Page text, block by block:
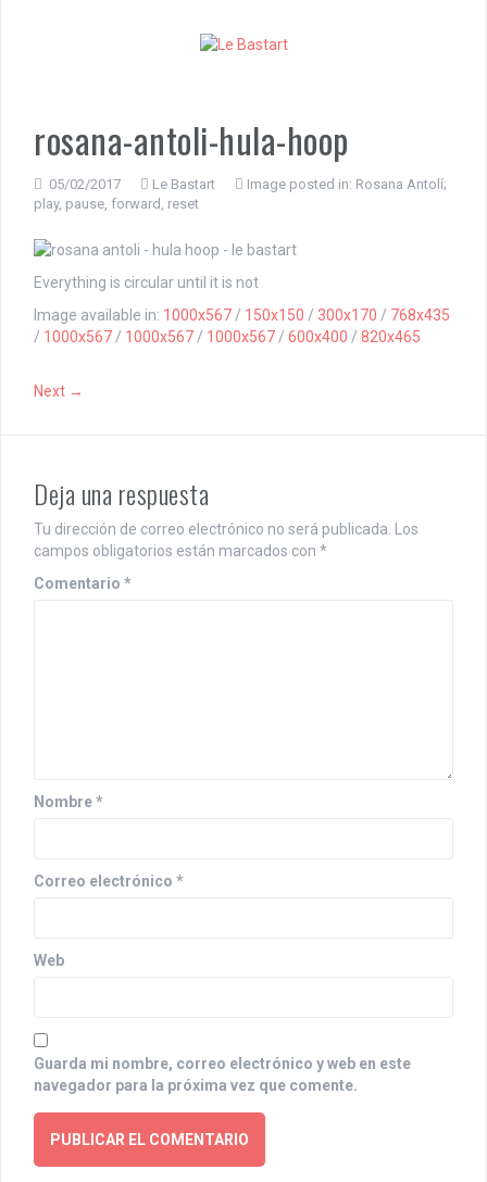
rosana-antoli-hula-hoop
05/02/2017 Le Bastart Image posted in: Rosana Antolí;
play, pause, forward, reset
Everything is circular until it is not
Image available in: 1000x567 / 150x150 / 300x170 / 768x435
/ 1000x567 / 1000x567 / 1000x567 / 600x400 / 820x465
Next →
Deja una respuesta
Tu dirección de correo electrónico no será publicada. Los
campos obligatorios están marcados con *
Comentario *
Nombre*
Correo electrónico *
Web
Guarda mi nombre, correo electrónico y web en este
navegador para la próxima vez que comente.